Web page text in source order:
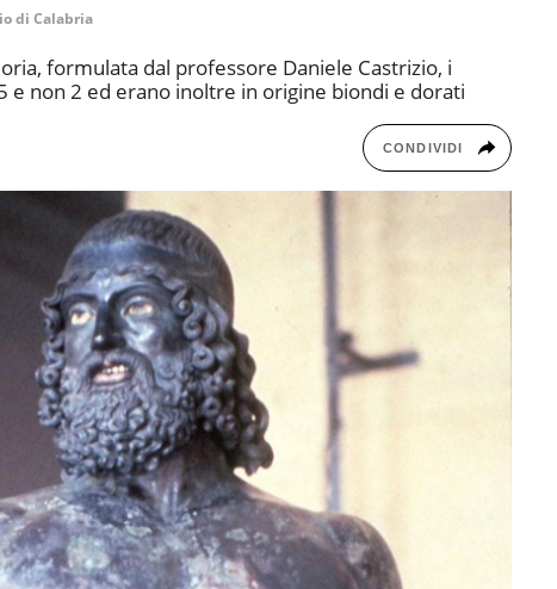
di Calabria
formulata dal professore Daniele Castrizio, i
e non 2 ed erano inoltre in origine biondi e dorati
CONDIVIDI